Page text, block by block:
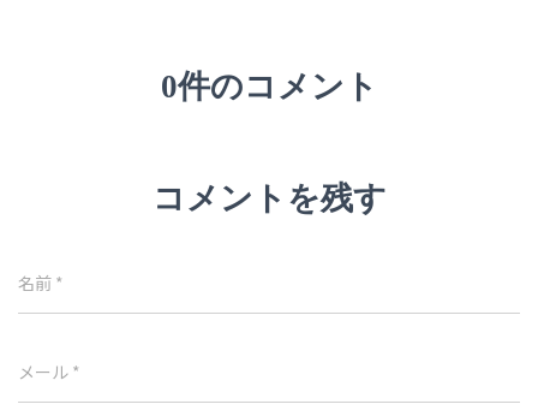
0件のコメント
コメントを残す
名前 *
メール *